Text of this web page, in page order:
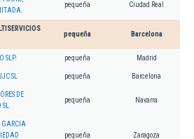
pequeña Ciudad Real
pequeña Barcelona
SLP. pequeña Madrid
SL pequeña Barcelona
DE
pequeña Navarra
pequeña Zaragoza